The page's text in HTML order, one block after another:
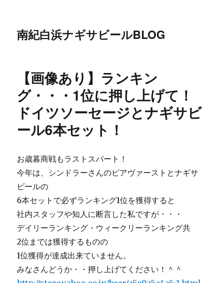
南紀白浜ナギサビールBLOG
【画像あり】ランキン
グ・・・1位に押し上げて！
ドイツソーセージとナギサビ
ール6本セット！
お歳暮商戦もラストスパート！
今年は、シンドラーさんのビアヴァーストとナギサ
ビールの
6本セットで必ずランキング1位を獲得すると
社内スタッフや知人に断言した私ですが・・・
デイリーランキング・ウィークリーランキング共
2位までは獲得するものの
1位獲得が達成出来ていません。
みなさんどうか・・押し上げてください！＾＾